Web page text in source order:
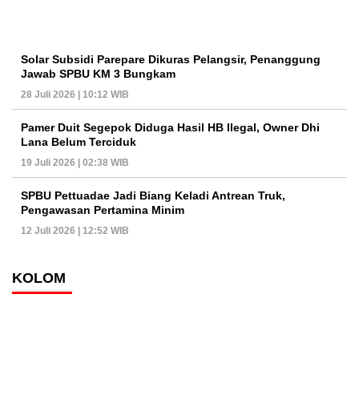
Solar Subsidi Parepare Dikuras Pelangsir, Penanggung
Jawab SPBU KM 3 Bungkam
28 Juli 2026 | 10:12 WIB
Pamer Duit Segepok Diduga Hasil HB Ilegal, Owner Dhi
Lana Belum Terciduk
19 Juli 2026 | 02:38 WIB
SPBU Pettuadae Jadi Biang Keladi Antrean Truk,
Pengawasan Pertamina Minim
12 Juli 2026 | 12:52 WIB
KOLOM